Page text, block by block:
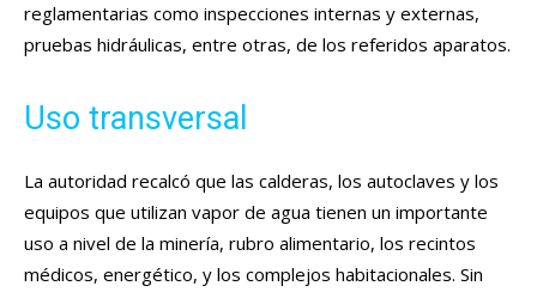
reglamentarias como inspecciones internas y externas,
pruebas hidráulicas, entre otras, de los referidos aparatos.
Uso transversal
La autoridad recalcó que las calderas, los autoclaves y los
equipos que utilizan vapor de agua tienen un importante
uso a nivel de la minería, rubro alimentario, los recintos
médicos, energético, y los complejos habitacionales. Sin